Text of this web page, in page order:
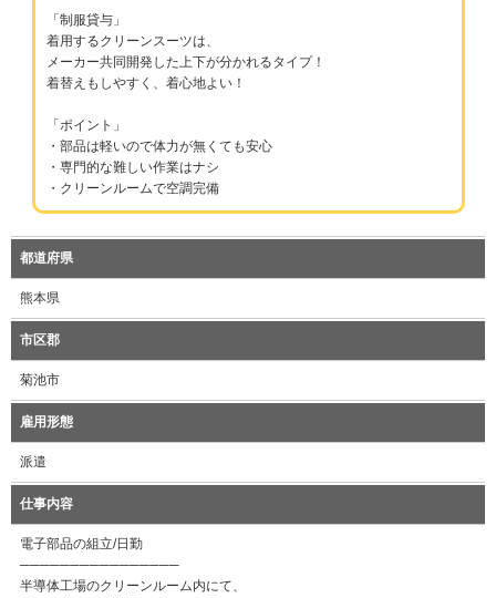
「制服貸与」
着用するクリーンスーツは、
メーカー共同開発した上下が分かれるタイプ！
着替えもしやすく、着心地よい！
「ポイント」
・部品は軽いので体力が無くても安心
・専門的な難しい作業はナシ
・クリーンルームで空調完備
都道府県
熊本県
市区郡
菊池市
雇用形態
派遣
仕事内容
電子部品の組立/日勤
────────────────
半導体工場のクリーンルーム内にて、